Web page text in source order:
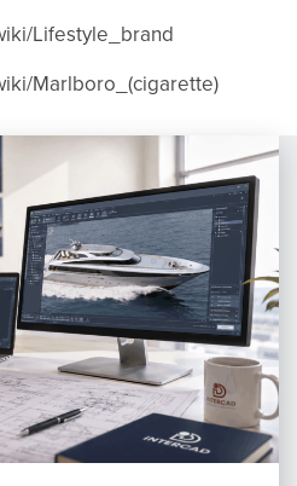
Lifestyle_brand
Marlboro_(cigarette)